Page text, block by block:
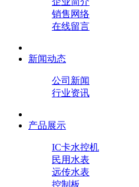
销售网络
在线留言
新闻动态
公司新闻
行业资讯
产品展示
IC卡水控机
民用水表
远传水表
控制板